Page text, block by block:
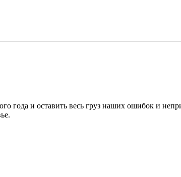
и оставить весь груз наших ошибок и